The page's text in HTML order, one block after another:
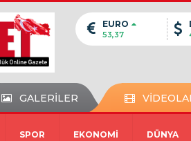
EURO
53,37
GALERİLER
SPOR EKONOMİ DÜNYA